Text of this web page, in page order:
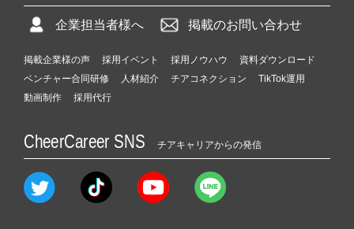
企業担当者様へ 掲載のお問い合わせ
掲載企業様の声 採用イベント 採用ノウハウ
資料ダウンロード
ベンチャー合同研修
人材紹介 チアコネクション
TikTok運用
動画制作
採用代行
CheerCareer SNS チアキャリアからの発信